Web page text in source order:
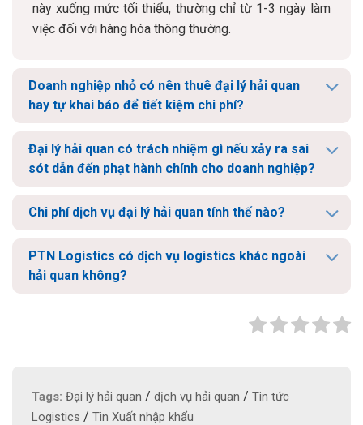
này xuống mức tối thiểu, thường chỉ từ 1-3 ngày làm
việc đối với hàng hóa thông thường.
Doanh nghiệp nhỏ có nên thuê đại lý hải quan
hay tự khai báo để tiết kiệm chi phí?
Đại lý hải quan có trách nhiệm gì nếu xảy ra sai
sót dẫn đến phạt hành chính cho doanh nghiệp?
Chi phí dịch vụ đại lý hải quan tính thế nào?
PTN Logistics có dịch vụ logistics khác ngoài
hải quan không?
Tags: Đại lý hải quan / dịch vụ hải quan / Tin tức
Logistics / Tin Xuất nhập khẩu